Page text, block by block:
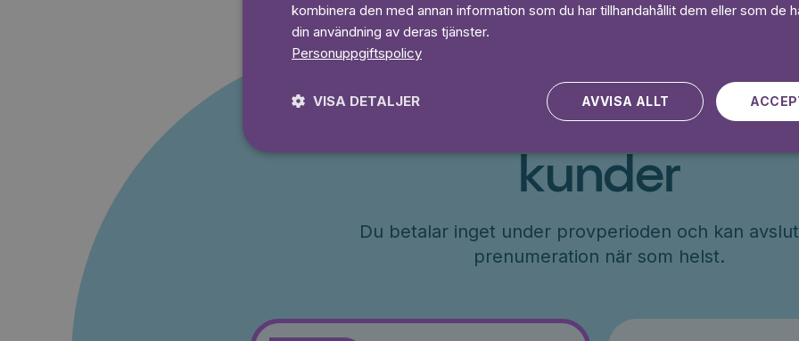
Erbjudande till
kunder
Du betalar inget under provperioden och kan
prenumeration när som helst.
kombinera den med annan information som du har tillhandahållit dem eller som de
din användning av deras tjänster.
Personuppgiftspolicy
AVVISA ALLT
VISA DETALJER